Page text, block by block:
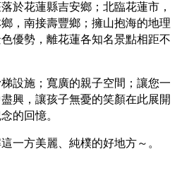
於花蓮縣吉安鄉；北臨花蓮市，
，南接壽豐鄉；擁山抱海的地理
優勢，離花蓮各知名景點相距不
設施；寬廣的親子空間；讓您一
興，讓孩子無憂的笑顏在此展開
的回憶。
一方美麗、純樸的好地方～。